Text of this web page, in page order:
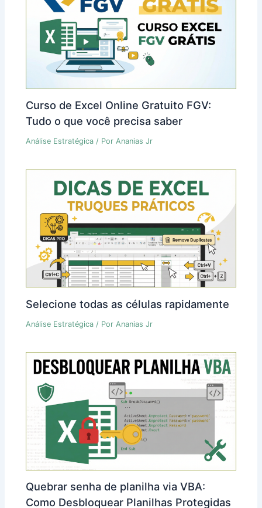
Curso de Excel Online Gratuito FGV:
Tudo o que você precisa saber
Análise Estratégica / PorAnanias Jr
Selecione todas as células rapidamente
Análise Estratégica / PorAnanias Jr
Quebrar senha de planilha via VBA:
Como Desbloquear Planilhas Protegidas